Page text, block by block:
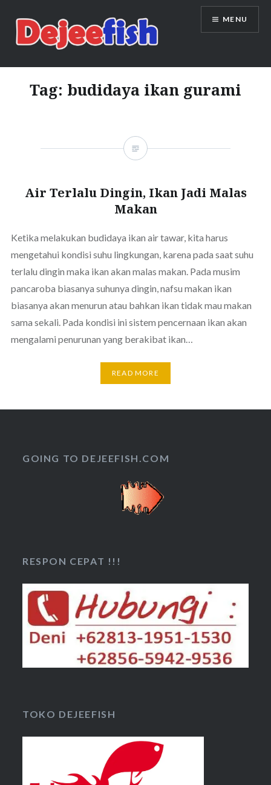
content
DEJEEFISH | PRODUSEN BENIH
IKAN BERKUALITAS INDONESIA
MENU
Tag: budidaya ikan gurami
Air Terlalu Dingin, Ikan Jadi Malas
Makan
Ketika melakukan budidaya ikan air tawar, kita harus
mengetahui kondisi suhu lingkungan, karena pada saat suhu
terlalu dingin maka ikan akan malas makan. Pada musim
pancaroba biasanya suhunya dingin, nafsu makan ikan
biasanya akan menurun atau bahkan ikan tidak mau makan
sama sekali. Pada kondisi ini sistem pencernaan ikan akan
mengalami penurunan yang berakibat ikan…
READ MORE
GOING TO DEJEEFISH.COM
RESPON CEPAT !!!
TOKO DEJEEFISH